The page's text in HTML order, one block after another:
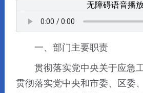
无障碍语音播
一、部门主要职责
贯彻落实党中央关于应急
贯彻落实党中央和市委、区委